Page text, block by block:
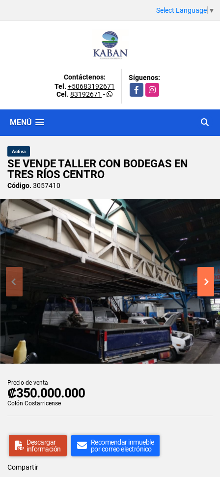
Select Language ▼
Contáctenos:
Tel. +50683192671
Cel. 83192671 -
Síguenos:
FacebookInstagram
MENÚ
Activa
SE VENDE TALLER CON BODEGAS EN
TRES RÍOS CENTRO
Código. 3057410
Precio de venta
₡350.000.000
Colón Costarricense
Descargar
información
Recomendar inmueble
por correo electrónico
Compartir